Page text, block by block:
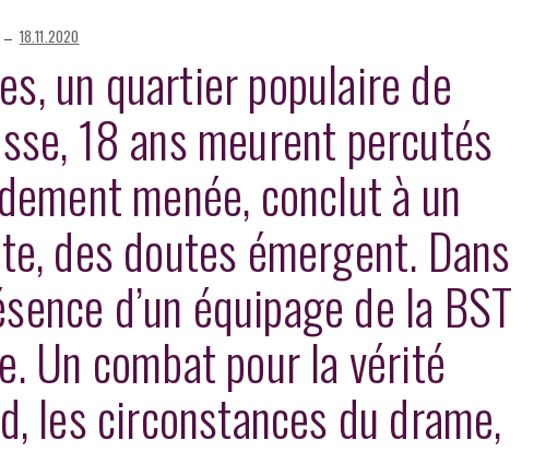
– 18.11.2020
un quartier populaire de
18 ans meurent percutés
menée, conclut à un
des doutes émergent. Dans
d’un équipage de la BST
Un combat pour la vérité
les circonstances du drame,